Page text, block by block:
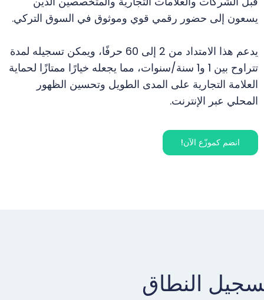
يسعون إلى حضور رقمي قوي وموثوق في السوق التركي.
يدعم هذا الامتداد من 2 إلى 60 حرفًا، ويمكن تسجيله لمدة
تتراوح بين 1 و1 سنة/سنوات، مما يجعله خيارًا ممتازًا لحماية
العلامة التجارية على المدى الطويل وتحسين الظهور
المحلي عبر الإنترنت.
انضم كموزّع الآن!
النطاق